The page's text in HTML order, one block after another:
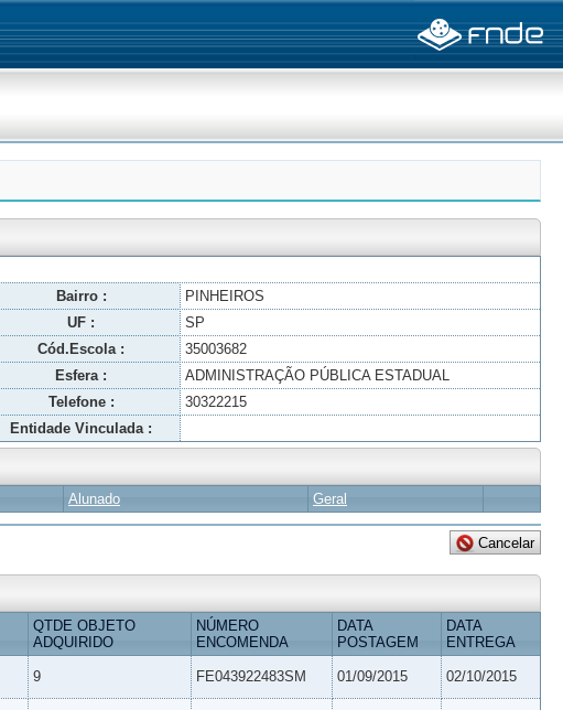
Bairro :
PINHEIROS
UF :
SP
Cód.Escola :
35003682
Esfera :
ADMINISTRAÇÃO PÚBLICA ESTADUAL
Telefone :
30322215
Entidade Vinculada :
Alunado Geral
QTDE OBJETO
ADQUIRIDO
NÚMERO
ENCOMENDA
DATA
POSTAGEM
DATA
ENTREGA
9 FE043922483SM 01/09/2015 02/10/2015